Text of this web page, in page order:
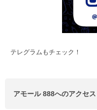
テレグラムもチェック！
アモール 888へのアクセス